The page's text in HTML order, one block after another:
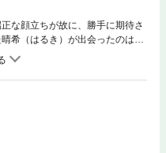
な顔立ちが故に、勝手に期待さ
希（はるき）が出会ったのは、
家に連れて帰った夜、晴希は不
イケメンに迫られて――慌てて目
にキスを迫られ、それを拒むと
？"ねぇ知ってる？ 猫が人間と